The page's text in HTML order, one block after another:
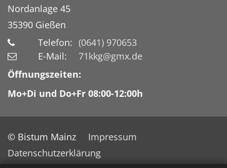
Nordanlage 45
35390 Gießen
Telefon: (0641) 970653
E-Mail:
71kkg@gmx.de
Öffnungszeiten:
Mo+Di und Do+Fr 08:00-12:00h
© Bistum Mainz
Impressum
Datenschutzerklärung